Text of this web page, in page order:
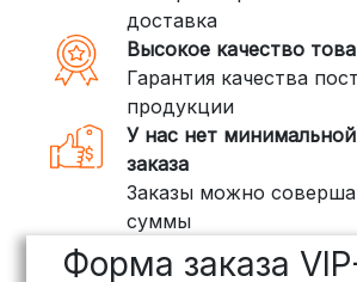
Если ваш заказ включает
тяжелые товары, мы
воспользоваться услугами
специализирующихся на
грузов:
ПЭК: Сроки доставки —
дней, стоимость
индивидуально
доставка
Высокое качество
Гарантия качества
продукции
У нас нет
заказа
Заказы можно
суммы
Форма заказа